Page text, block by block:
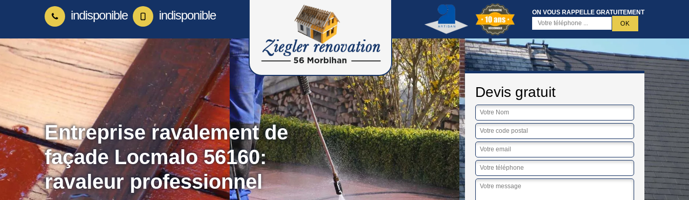
indisponible indisponible ON VOUS RAPPELLE GRATUITEMENT
Entreprise ravalement de
façade Locmalo 56160:
ravaleur professionnel
Devis gratuit